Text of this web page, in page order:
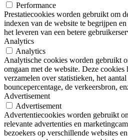
Performance
Prestatiecookies worden gebruikt om
indexen van de website te begrijpen
het leveren van een betere
Analytics
Analytics
Analytische cookies worden gebruikt
omgaan met de website. Deze cookies
verzamelen over statistieken, het
bouncepercentage, de verkeersbron,
Advertisement
Advertisement
Advertentiecookies worden gebruikt
relevante advertenties en
bezoekers op verschillende websites